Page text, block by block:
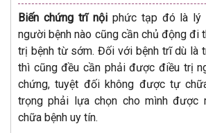
Biến chứng trĩ nộiphức tạp đó là lý
người bệnh nào cũng cần chủ động đi
trị bệnh từ sớm. Đối với bệnh trĩ dù là
thì cũng đều cần phải được điều trị
chứng, tuyệt đối không được tự
trọng phải lựa chọn cho mình được
chữa bệnh uy tín.